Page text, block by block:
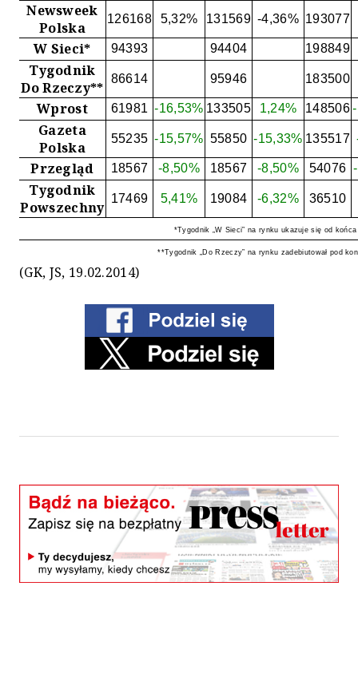
Newsweek
Polska
126168 5,32% 131569 -4,36% 193077
W Sieci* 94393 94404 198849
Tygodnik
Do Rzeczy**
86614 95946 183500
Wprost 61981 -16,53% 133505 1,24% 148506
Gazeta
Polska
55235 -15,57% 55850 -15,33% 135517
Przegląd 18567 -8,50% 18567 -8,50% 54076
Tygodnik
Powszechny
17469 5,41% 19084 -6,32% 36510
*Tygodnik „W Sieci” na rynku ukazuje się od
**Tygodnik „Do Rzeczy” na rynku zadebiutował pod
(GK, JS, 19.02.2014)